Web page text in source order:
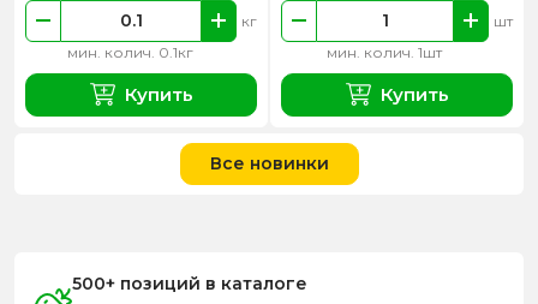
мин. колич. 0.1кг
кг
Купить
мин. колич. 1шт
шт
Купить
Все новинки
500+ позиций в каталоге